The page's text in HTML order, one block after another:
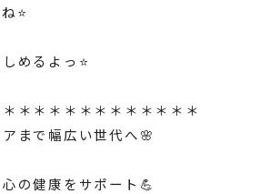
⭐️
めるよっ⭐️
＊＊＊＊＊＊＊＊＊＊＊＊
まで幅広い世代へ🌸
の健康をサポート💪